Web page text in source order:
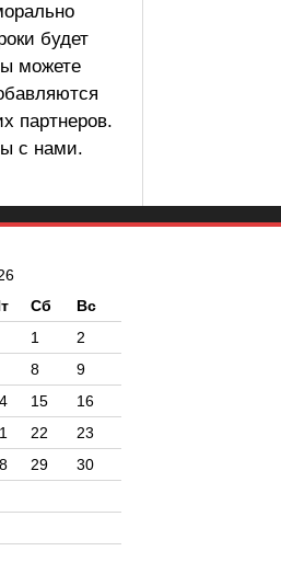
будет
можете
партнеров.
с нами.
Сб Вс
1
2
8
9
15
16
22
23
29
30